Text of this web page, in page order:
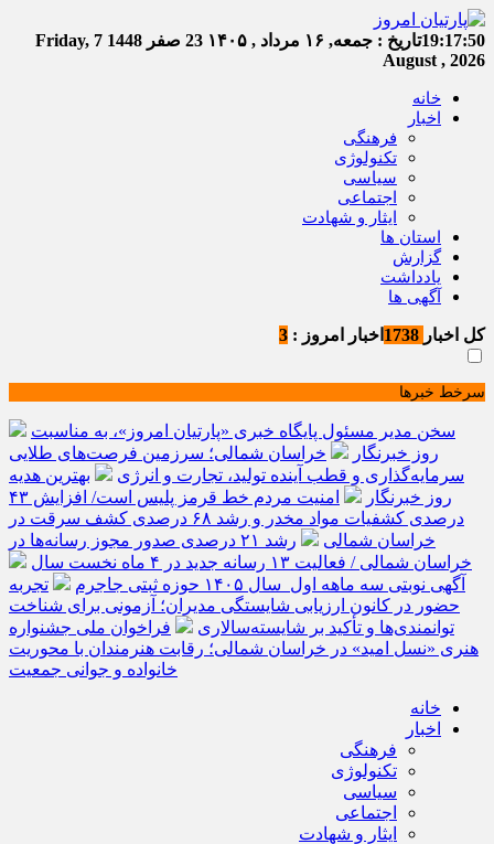
19:17:51تاریخ : جمعه, ۱۶ مرداد , ۱۴۰۵ 23 صفر 1448
Friday, 7
August , 2026
خانه
اخبار
فرهنگی
تکنولوژی
سیاسی
اجتماعی
ایثار و شهادت
استان ها
گزارش
یادداشت
آگهی ها
کل اخبار اخبار امروز : 3
سرخط خبرها
سخن مدیر مسئول پایگاه خبری «پارتیان امروز»، به مناسبت
روز خبرنگار
خراسان شمالی؛ سرزمین فرصت‌های طلایی
سرمایه‌گذاری و قطب آینده تولید، تجارت و انرژی
بهترین هدیه
روز خبرنگار
امنیت مردم خط قرمز پلیس است/ افزایش ۴۳
درصدی کشفیات مواد مخدر و رشد ۶۸ درصدی کشف سرقت در
خراسان شمالی
رشد ۲۱ درصدی صدور مجوز رسانه‌ها در
خراسان شمالی / فعالیت ۱۳ رسانه جدید در ۴ ماه نخست سال
آگهی نوبتی سه ماهه اول سال ۱۴۰۵ حوزه ثبتی جاجرم
تجربه
حضور در کانون ارزیابی شایستگی مدیران؛ آزمونی برای شناخت
توانمندی‌ها و تأکید بر شایسته‌سالاری
فراخوان ملی جشنواره
هنری «نسل امید» در خراسان شمالی؛ رقابت هنرمندان با محوریت
خانواده و جوانی جمعیت
خانه
اخبار
فرهنگی
تکنولوژی
سیاسی
اجتماعی
ایثار و شهادت